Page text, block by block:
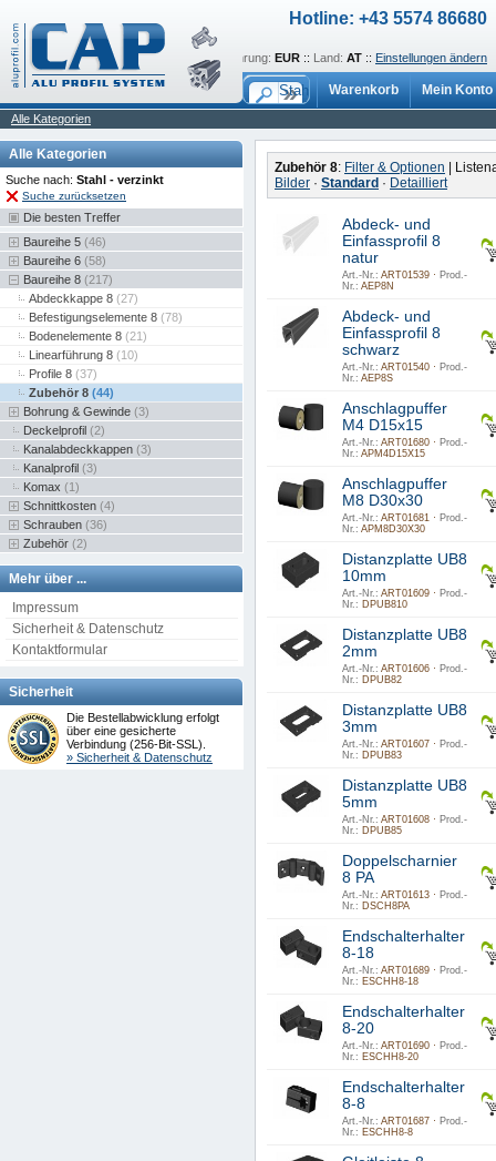
Hotline: +43 5574 86680
Sprache: de:: Währung: EUR :: Land: AT :: Einstellungen ändern
Warenkorb Mein Konto
Alle Kategorien
Alle Kategorien
Suche nach: Stahl - verzinkt
Suche zurücksetzen
Die besten Treffer
Baureihe 5 (46)
Baureihe 6 (58)
Baureihe 8 (217)
Abdeckkappe 8 (27)
Befestigungselemente 8 (78)
Bodenelemente 8 (21)
Linearführung 8 (10)
Profile 8 (37)
Zubehör 8 (44)
Bohrung & Gewinde (3)
Deckelprofil (2)
Kanalabdeckkappen (3)
Kanalprofil (3)
Komax (1)
Schnittkosten (4)
Schrauben (36)
Zubehör (2)
Mehr über ...
Impressum
Sicherheit & Datenschutz
Kontaktformular
Sicherheit
Die Bestellabwicklung erfolgt
über eine gesicherte
Verbindung (256-Bit-SSL).
» Sicherheit & Datenschutz
Zubehör 8: Filter & Optionen |
Bilder · Standard · Detailliert
Abdeck- und
Einfassprofil 8
natur
Art.-Nr.: ART01539 · Prod.-
Nr.: AEP8N
Abdeck- und
Einfassprofil 8
schwarz
Art.-Nr.: ART01540 · Prod.-
Nr.: AEP8S
Anschlagpuffer
M4 D15x15
Art.-Nr.: ART01680 · Prod.-
Nr.: APM4D15X15
Anschlagpuffer
M8 D30x30
Art.-Nr.: ART01681 · Prod.-
Nr.: APM8D30X30
Distanzplatte UB8
10mm
Art.-Nr.: ART01609 · Prod.-
Nr.: DPUB810
Distanzplatte UB8
2mm
Art.-Nr.: ART01606 · Prod.-
Nr.: DPUB82
Distanzplatte UB8
3mm
Art.-Nr.: ART01607 · Prod.-
Nr.: DPUB83
Distanzplatte UB8
5mm
Art.-Nr.: ART01608 · Prod.-
Nr.: DPUB85
Doppelscharnier
8 PA
Art.-Nr.: ART01613 · Prod.-
Nr.: DSCH8PA
Endschalterhalter
8-18
Art.-Nr.: ART01689 · Prod.-
Nr.: ESCHH8-18
Endschalterhalter
8-20
Art.-Nr.: ART01690 · Prod.-
Nr.: ESCHH8-20
Endschalterhalter
8-8
Art.-Nr.: ART01687 · Prod.-
Nr.: ESCHH8-8